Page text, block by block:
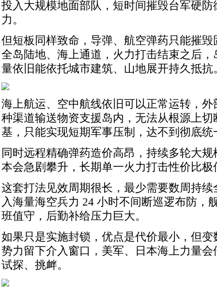
投入大规模地面部队，短时间摧毁台军硬
力。
但短板同样致命，导弹、航空弹药只能摧
全岛陆地、海上通道，火力打击结束之后
量依旧能依托城市建筑、山地展开持久抵抗
海上航运、空中航线依旧可以正常运转，
种渠道输送物资支援岛内，无法从根源上切
基，只能实现短期军事压制，达不到彻底
同时远程精确弹药造价高昂，持续多轮大
本会急剧攀升，长期单一火力打击性价比极
这套打法见效周期很长，最少需要数周持
入海量海空兵力 24 小时不间断巡逻布防，
班值守，后勤补给压力巨大。
如果只是实施封锁，优点是代价最小，但
势力留下介入窗口，美军、日本海上力量
试探、挑衅。